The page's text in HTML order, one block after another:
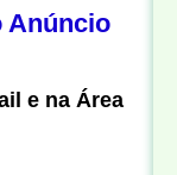
Anúncio
e na Área